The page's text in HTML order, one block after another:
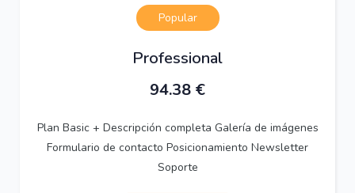
Popular
Professional
94.38 €
Plan Basic + Descripción completa Galería de imágenes
Formulario de contacto Posicionamiento Newsletter
Soporte